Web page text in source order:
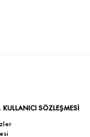
SÖZLEŞMESİ